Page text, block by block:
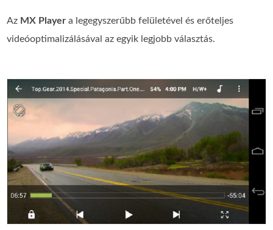
Az MX Player a legegyszerűbb felületével és erőteljes
videóoptimalizálásával az egyik legjobb választás.